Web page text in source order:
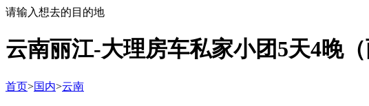
请输入想去的目的地
云南丽江-大理房车私家小团5天4晚
首页>国内>云南